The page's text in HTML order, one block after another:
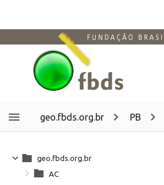
geo.fbds.org.br PB
geo.fbds.org.br
AC